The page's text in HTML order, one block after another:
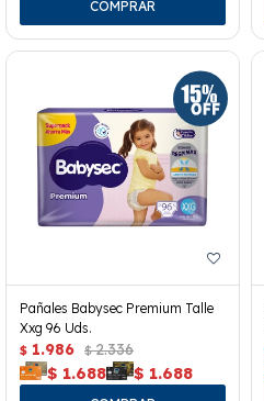
Pañales Babysec Premium Talle
Xxg 96 Uds.
$ 1.986 $ 2.336
$ 1.688 $ 1.688